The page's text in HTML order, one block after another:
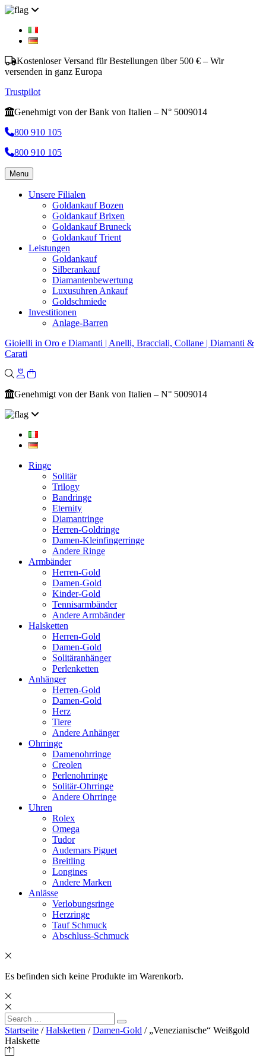
Kostenloser Versand für Bestellungen über 500 € – Wir
versenden in ganz Europa
Trustpilot
Genehmigt von der Bank von Italien – N° 5009014
800 910 105
800 910 105
Menu
Unsere Filialen
Goldankauf Bozen
Goldankauf Brixen
Goldankauf Bruneck
Goldankauf Trient
Leistungen
Goldankauf
Silberankauf
Diamantenbewertung
Luxusuhren Ankauf
Goldschmiede
Investitionen
Anlage-Barren
Gioielli in Oro e Diamanti | Anelli, Bracciali, Collane | Diamanti &
Carati
Genehmigt von der Bank von Italien – N° 5009014
Ringe
Solitär
Trilogy
Bandringe
Eternity
Diamantringe
Herren-Goldringe
Damen-Kleinfingerringe
Andere Ringe
Armbänder
Herren-Gold
Damen-Gold
Kinder-Gold
Tennisarmbänder
Andere Armbänder
Halsketten
Herren-Gold
Damen-Gold
Solitäranhänger
Perlenketten
Anhänger
Herren-Gold
Damen-Gold
Herz
Tiere
Andere Anhänger
Ohrringe
Damenohrringe
Creolen
Perlenohrringe
Solitär-Ohrringe
Andere Ohrringe
Uhren
Rolex
Omega
Tudor
Audemars Piguet
Breitling
Longines
Andere Marken
Anlässe
Verlobungsringe
Herzringe
Tauf Schmuck
Abschluss-Schmuck
Es befinden sich keine Produkte im Warenkorb.
Search
for:
Search
Startseite /Halsketten /Damen-Gold / „Venezianische“ Weißgold
Halskette